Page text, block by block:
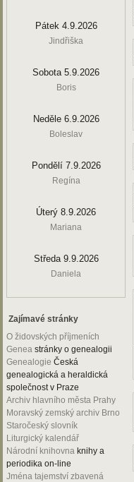
Pátek 4.9.2026
Jindřiška
Sobota 5.9.2026
Boris
Neděle 6.9.2026
Boleslav
Pondělí 7.9.2026
Regína
Úterý 8.9.2026
Mariana
Středa 9.9.2026
Daniela
Zajímavé stránky
O židovských příjmeních
Genea stránky o genealogii
Genealogie Česká
genealogická a heraldická
společnost v Praze
Archiv hlavního města Prahy
Moravský zemský archiv Brno
Staročeský slovník
Liturgický kalendář
Národní knihovna knihy a
periodika on-line
Jména tajemství zbavená